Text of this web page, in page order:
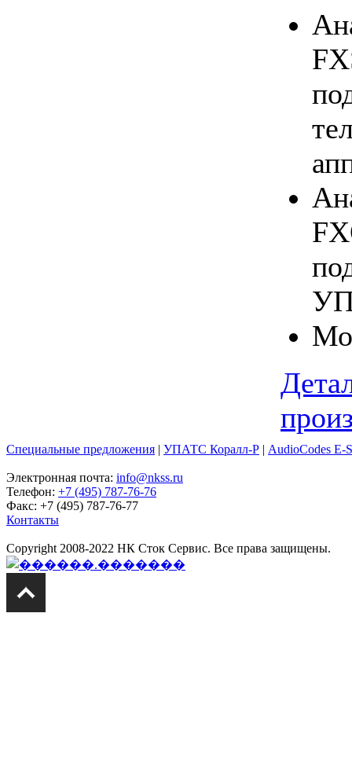
Специальные предложения | УПАТС Коралл-Р | AudioCodes E-
Электронная почта: info@nkss.ru
Телефон: +7 (495) 787-76-76
Факс: +7 (495) 787-76-77
Контакты
Copyright 2008-2022 НК Сток Сервис. Все права защищены.